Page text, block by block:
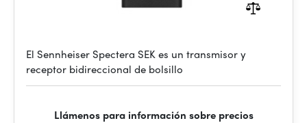
El Sennheiser Spectera SEK es un transmisor y
receptor bidireccional de bolsillo
Llámenos para información sobre precios